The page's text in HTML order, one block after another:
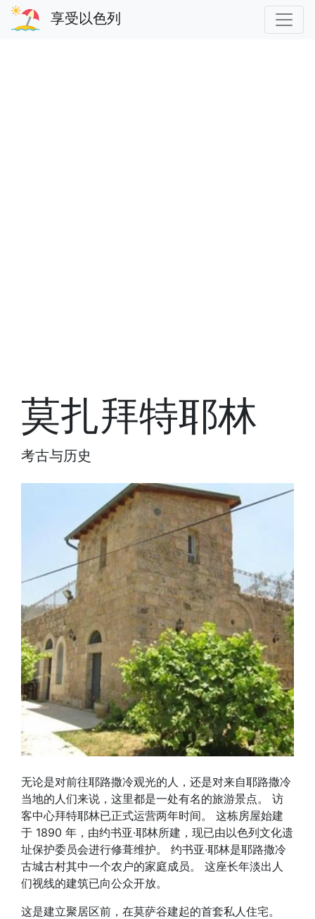
享受以色列
莫扎拜特耶林
考古与历史
无论是对前往耶路撒冷观光的人，还是对来自耶路撒冷
当地的人们来说，这里都是一处有名的旅游景点。 访
客中心拜特耶林已正式运营两年时间。 这栋房屋始建
于 1890 年，由约书亚·耶林所建，现已由以色列文化遗
址保护委员会进行修葺维护。 约书亚·耶林是耶路撒冷
古城古村其中一个农户的家庭成员。 这座长年淡出人
们视线的建筑已向公众开放。
这是建立聚居区前，在莫萨谷建起的首套私人住宅。